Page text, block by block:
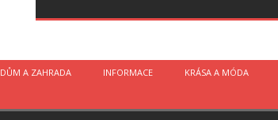
DŮM A ZAHRADA INFORMACE KRÁSA A MÓDA